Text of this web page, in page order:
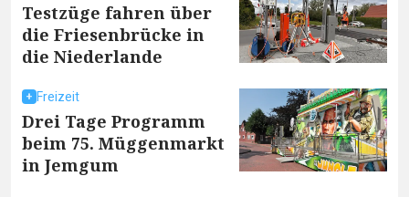
Testzüge fahren über
die Friesenbrücke in
die Niederlande
Freizeit
Drei Tage Programm
beim 75. Müggenmarkt
in Jemgum